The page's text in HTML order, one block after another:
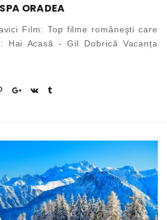
ORADEA
Film: Top filme româneşti care
Hai Acasă - Gil Dobrică Vacanța